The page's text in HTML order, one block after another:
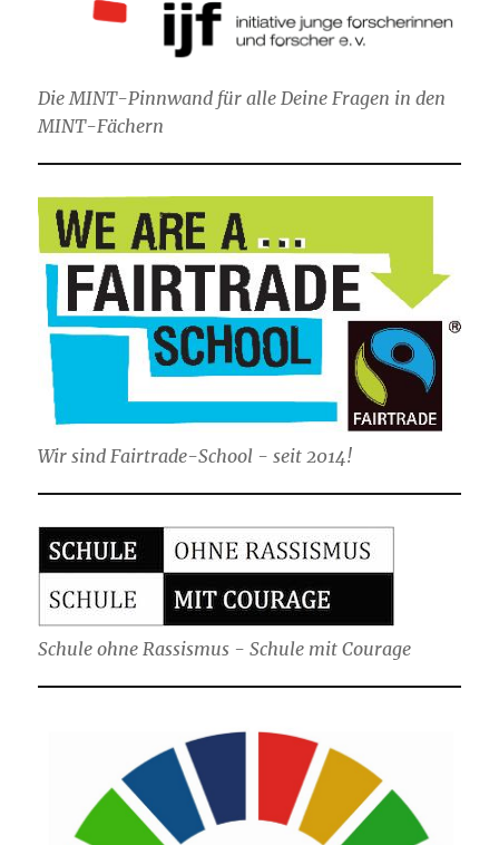
Die MINT-Pinnwand für alle Deine Fragen in den
MINT-Fächern
Wir sind Fairtrade-School - seit 2014!
Schule ohne Rassismus - Schule mit Courage